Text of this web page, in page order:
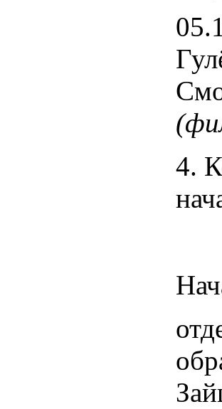
4.